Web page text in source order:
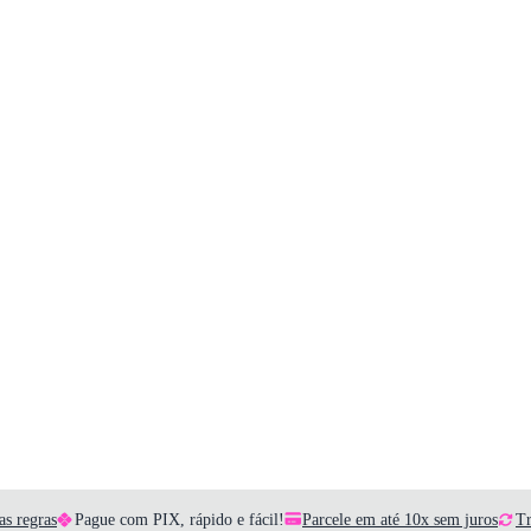
regras Pague com PIX, rápido e fácil! Parcele em até 10x sem juros